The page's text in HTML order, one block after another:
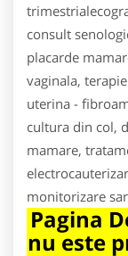
consult
placarde
vaginala,
uterina -
cultura din col,
mamare,
monitorizare
Pagina
nu este